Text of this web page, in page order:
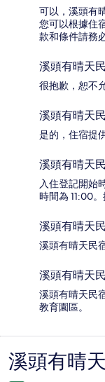
可以，溪頭有
您可以根據住
款和條件請務
溪頭有晴天
很抱歉，恕不
溪頭有晴天
是的，住宿提
溪頭有晴天
入住登記開始
時間為 11:00
溪頭有晴天
溪頭有晴天民
溪頭有晴天
溪頭有晴天民
教育園區。
評
溪頭有晴